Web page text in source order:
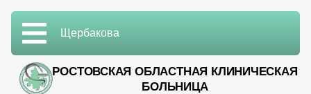
РОСТОВСКАЯ ОБЛАСТНАЯ КЛИНИЧЕСКАЯ
БОЛЬНИЦА
Щербакова